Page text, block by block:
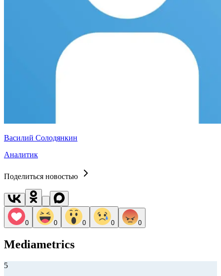
Василий Солодянкин
Аналитик
Поделиться новостью
0 0 0 0 0
Mediametrics
5